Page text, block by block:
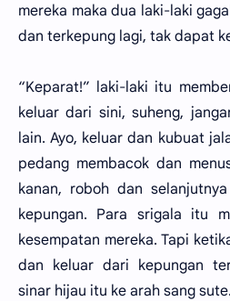
mereka maka dua laki-laki
dan terkepung lagi, tak dapat
“Keparat!” laki-laki itu
keluar dari sini, suheng,
lain. Ayo, keluar dan kubuat
pedang membacok dan
kanan, roboh dan
kepungan. Para srigala itu
kesempatan mereka. Tapi
dan keluar dari kepungan
sinar hijau itu ke arah sang sute.